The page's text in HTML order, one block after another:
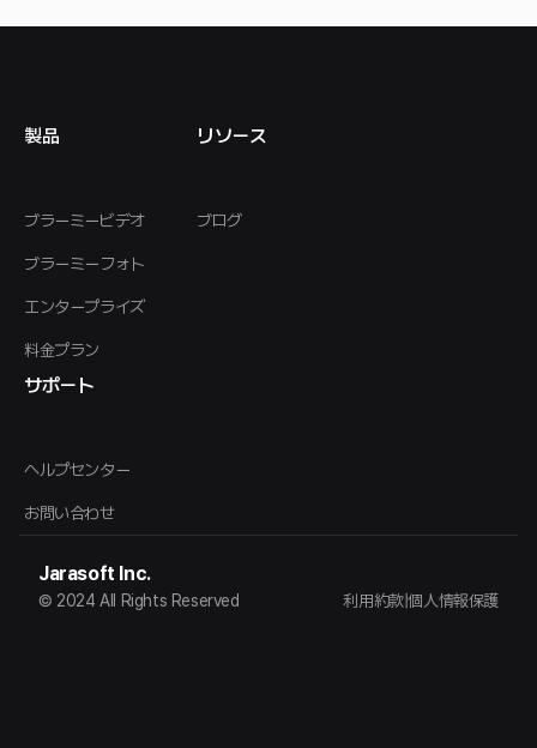
製品
ブラーミービデオ
ブラーミーフォト
エンタープライズ
料金プラン
リソース
ブログ
サポート
ヘルプセンター
お問い合わせ
Jarasoft Inc.
© 2024 All Rights Reserved 利用約款|個人情報保護